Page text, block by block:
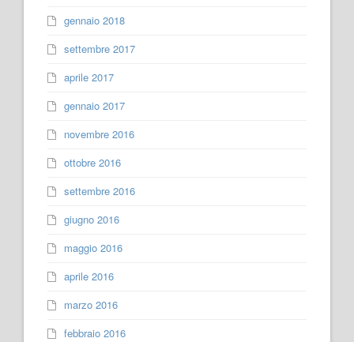
gennaio 2018
settembre 2017
aprile 2017
gennaio 2017
novembre 2016
ottobre 2016
settembre 2016
giugno 2016
maggio 2016
aprile 2016
marzo 2016
febbraio 2016